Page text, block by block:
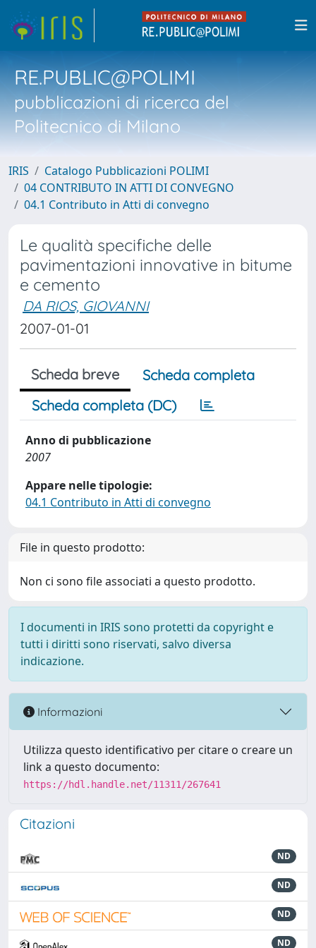
RE.PUBLIC@POLIMI
pubblicazioni di ricerca del
Politecnico di Milano
IRIS
Catalogo Pubblicazioni POLIMI
04 CONTRIBUTO IN ATTI DI CONVEGNO
04.1 Contributo in Atti di convegno
Le qualità specifiche delle
pavimentazioni innovative in bitume
e cemento
DA RIOS, GIOVANNI
2007-01-01
Scheda breve
Scheda completa
Scheda completa (DC)
Anno di pubblicazione
2007
Appare nelle tipologie:
04.1 Contributo in Atti di convegno
File in questo prodotto:
Non ci sono file associati a questo prodotto.
I documenti in IRIS sono protetti da copyright e
tutti i diritti sono riservati, salvo diversa
indicazione.
Informazioni
Utilizza questo identificativo per citare o creare un
link a questo documento:
https://hdl.handle.net/11311/267641
Citazioni
ND
ND
ND
ND